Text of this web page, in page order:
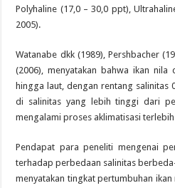
Polyhaline (17,0 – 30,0 ppt),
2005).
Watanabe dkk (1989), Pershbacher
(2006), menyatakan bahwa ikan
hingga laut, dengan rentang salinitas
di salinitas yang lebih tinggi dari
mengalami proses aklimatisasi
Pendapat para peneliti mengenai
terhadap perbedaan salinitas
menyatakan tingkat pertumbuhan